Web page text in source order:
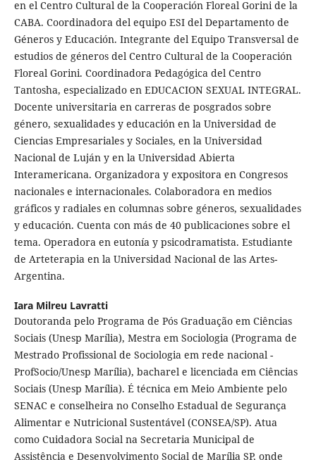
en el Centro Cultural de la Cooperación Floreal Gorini de la
CABA. Coordinadora del equipo ESI del Departamento de
Géneros y Educación. Integrante del Equipo Transversal de
estudios de géneros del Centro Cultural de la Cooperación
Floreal Gorini. Coordinadora Pedagógica del Centro
Tantosha, especializado en EDUCACION SEXUAL INTEGRAL.
Docente universitaria en carreras de posgrados sobre
género, sexualidades y educación en la Universidad de
Ciencias Empresariales y Sociales, en la Universidad
Nacional de Luján y en la Universidad Abierta
Interamericana. Organizadora y expositora en Congresos
nacionales e internacionales. Colaboradora en medios
gráficos y radiales en columnas sobre géneros, sexualidades
y educación. Cuenta con más de 40 publicaciones sobre el
tema. Operadora en eutonía y psicodramatista. Estudiante
de Arteterapia en la Universidad Nacional de las Artes-
Argentina.
Iara Milreu Lavratti
Doutoranda pelo Programa de Pós Graduação em Ciências
Sociais (Unesp Marília), Mestra em Sociologia (Programa de
Mestrado Profissional de Sociologia em rede nacional -
ProfSocio/Unesp Marília), bacharel e licenciada em Ciências
Sociais (Unesp Marília). É técnica em Meio Ambiente pelo
SENAC e conselheira no Conselho Estadual de Segurança
Alimentar e Nutricional Sustentável (CONSEA/SP). Atua
como Cuidadora Social na Secretaria Municipal de
Assistência e Desenvolvimento Social de Marília SP, onde